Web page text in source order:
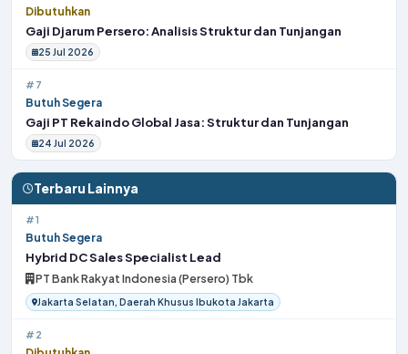
Dibutuhkan
Gaji Djarum Persero: Analisis Struktur dan Tunjangan
25 Jul 2026
#7
Butuh Segera
Gaji PT Rekaindo Global Jasa: Struktur dan Tunjangan
24 Jul 2026
Terbaru Lainnya
#1
Butuh Segera
Hybrid DC Sales Specialist Lead
PT Bank Rakyat Indonesia (Persero) Tbk
Jakarta Selatan, Daerah Khusus Ibukota Jakarta
#2